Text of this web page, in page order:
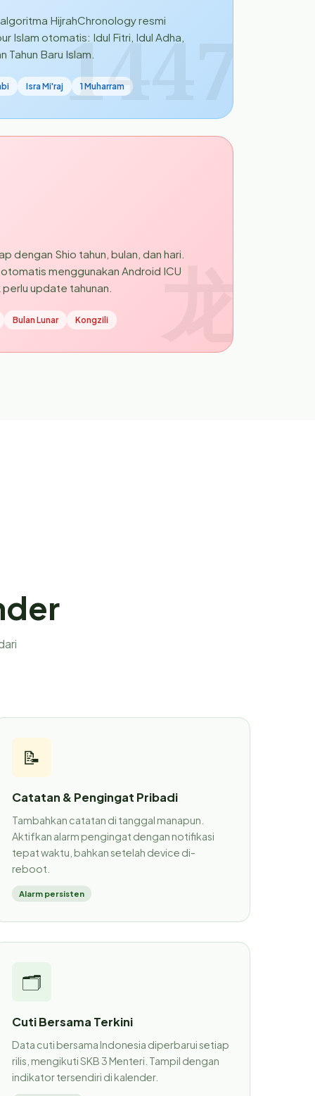
HijrahChronology resmi
Islam otomatis: Idul Fitri, Idul Adha,
Tahun Baru Islam.
Isra Mi'raj 1 Muharram
1447
dengan Shio tahun, bulan, dan hari.
menggunakan Android ICU
update tahunan.
Bulan Lunar Kongzili 龙
📝
Catatan & Pengingat Pribadi
Tambahkan catatan di tanggal manapun.
Aktifkan alarm pengingat dengan notifikasi
tepat waktu, bahkan setelah device di-
reboot.
Alarm persisten
🗂
Cuti Bersama Terkini
Data cuti bersama Indonesia diperbarui setiap
rilis, mengikuti SKB 3 Menteri. Tampil dengan
indikator tersendiri di kalender.